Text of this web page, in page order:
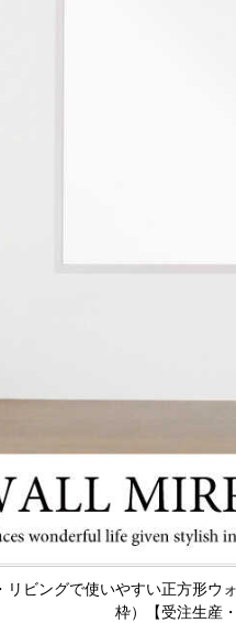
リビングで使いやすい正方形ウ
枠）【受注生産